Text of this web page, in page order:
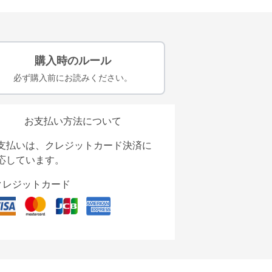
購入時のルール
必ず購入前にお読みください。
お支払い方法について
払いは、クレジットカード決済に
しています。
レジットカード